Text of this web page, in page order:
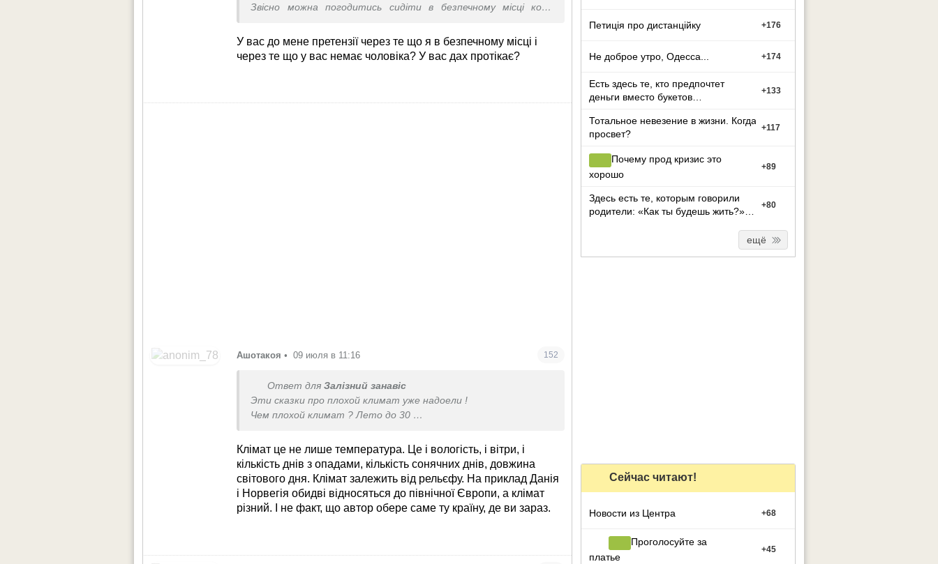
Звісно можна погодитись сидіти в безпечному місці коли
У вас до мене претензії через те що я в безпечному місці і
через те що у вас немає чоловіка? У вас дах протікає?
Ашотакоя • 09 июля в 11:16 152
Ответ для Залізний занавіс
Эти сказки про плохой климат уже надоели !
Чем плохой климат ? Лето до 30
когда везде -25
Вот сейчас температура
Клімат це не лише температура. Це і вологість, і вітри, і
кількість днів з опадами, кількість сонячних днів, довжина
світового дня. Клімат залежить від рельєфу. На приклад Данія
і Норвегія обидві відносяться до північної Європи, а клімат
різний. І не факт, що автор обере саме ту країну, де ви зараз.
Петиція про дистанційку +176
Не доброе утро, Одесса... +174
Есть здесь те, кто предпочтет
деньги вместо букетов
+133
Тотальное невезение в жизни. Когда
просвет?
+117
Почему прод кризис это
хорошо
+89
Здесь есть те, которым говорили
родители: «Как ты будешь жить?»
+80
ещё
Сейчас читают!
Новости из Центра +68
Проголосуйте за
платье
+45